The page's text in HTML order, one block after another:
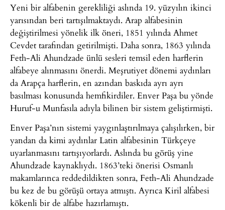
Yeni bir alfabenin gerekliliği aslında 19. yüzyılın ikinci
yarısından beri tartışılmaktaydı. Arap alfabesinin
değiştirilmesi yönelik ilk öneri, 1851 yılında Ahmet
Cevdet tarafından getirilmişti. Daha sonra, 1863 yılında
Feth-Ali Ahundzade ünlü sesleri temsil eden harflerin
alfabeye alınmasını önerdi. Meşrutiyet dönemi aydınları
da Arapça harflerin, en azından baskıda ayrı ayrı
basılması konusunda hemfikirdiler. Enver Paşa bu yönde
Huruf-u Munfasıla adıyla bilinen bir sistem geliştirmişti.
Enver Paşa’nın sistemi yaygınlaştırılmaya çalışılırken, bir
yandan da kimi aydınlar Latin alfabesinin Türkçeye
uyarlanmasını tartışıyorlardı. Aslında bu görüş yine
Ahundzade kaynaklıydı. 1863’teki önerisi Osmanlı
makamlarınca reddedildikten sonra, Feth-Ali Ahundzade
bu kez de bu görüşü ortaya atmıştı. Ayrıca Kiril alfabesi
kökenli bir de alfabe hazırlamıştı.